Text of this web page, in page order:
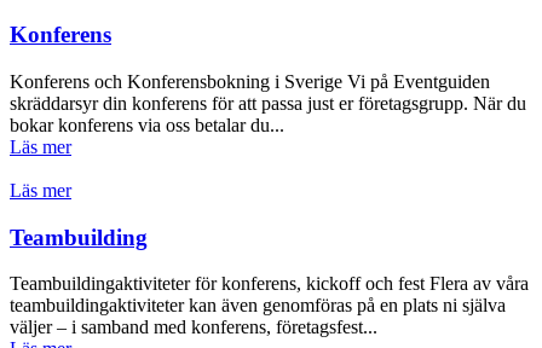
Konferens
Konferens och Konferensbokning i Sverige Vi på Eventguiden
skräddarsyr din konferens för att passa just er företagsgrupp. När du
bokar konferens via oss betalar du...
Läs mer
Läs mer
Teambuilding
Teambuildingaktiviteter för konferens, kickoff och fest Flera av våra
teambuildingaktiviteter kan även genomföras på en plats ni själva
väljer – i samband med konferens, företagsfest...